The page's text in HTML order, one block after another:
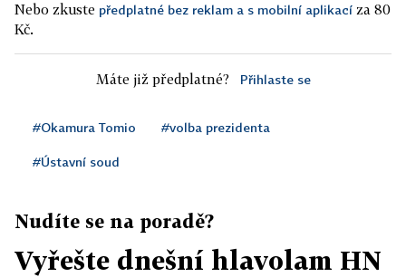
Nebo zkuste předplatné bez reklam a s mobilní aplikací za 80
Kč.
Máte již předplatné? Přihlaste se
#Okamura Tomio #volba prezidenta
#Ústavní soud
Nudíte se na poradě?
Vyřešte dnešní hlavolam HN